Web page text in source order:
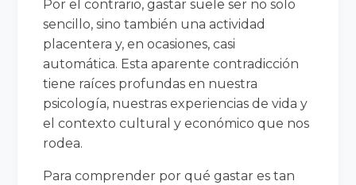
Por el contrario, gastar suele ser no solo
sencillo, sino también una actividad
placentera y, en ocasiones, casi
automática. Esta aparente contradicción
tiene raíces profundas en nuestra
psicología, nuestras experiencias de vida y
el contexto cultural y económico que nos
rodea.
Para comprender por qué gastar es tan